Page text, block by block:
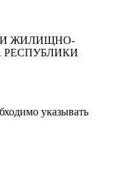
И ЖИЛИЩНО-
указывать